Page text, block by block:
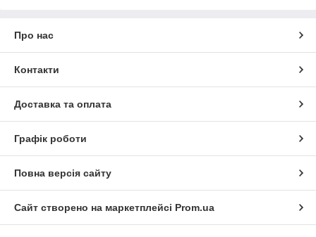
Про нас
Контакти
Доставка та оплата
Графік роботи
Повна версія сайту
Сайт створено на маркетплейсі Prom.ua